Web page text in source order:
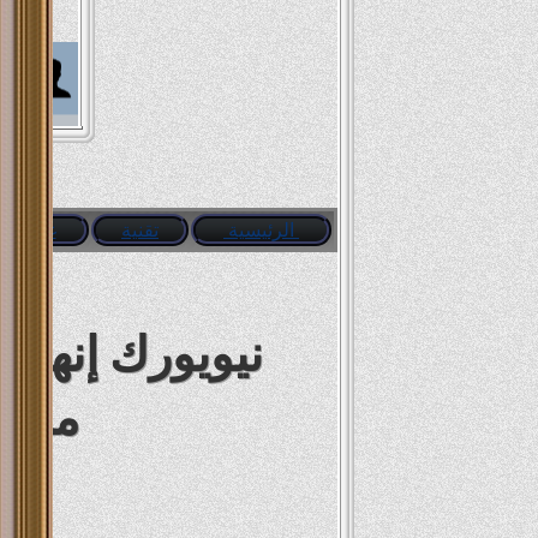
غرائب تقنية
نيويورك
من 700 متظاهر